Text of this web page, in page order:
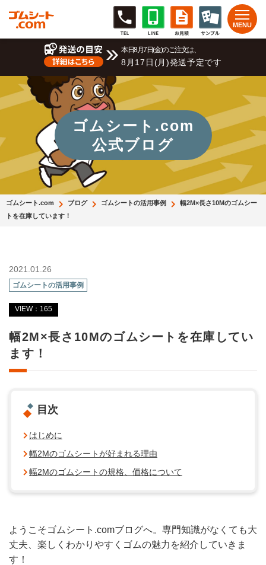
本日8月7日(金)のご注文は、
8月17日(月)発送予定です
ゴムシート.com
公式ブログ
ゴムシート.com ブログ ゴムシートの活用事例
幅2M×長さ10Mのゴムシー
トを在庫しています！
2021.01.26
ゴムシートの活用事例
VIEW：165
幅2M×長さ10Mのゴムシートを在庫してい
ます！
目次
はじめに
幅2Mのゴムシートが好まれる理由
幅2Mのゴムシートの規格、価格について
ようこそゴムシート.comブログへ。専門知識がなくても大
丈夫、楽しくわかりやすくゴムの魅力を紹介していきま
す！